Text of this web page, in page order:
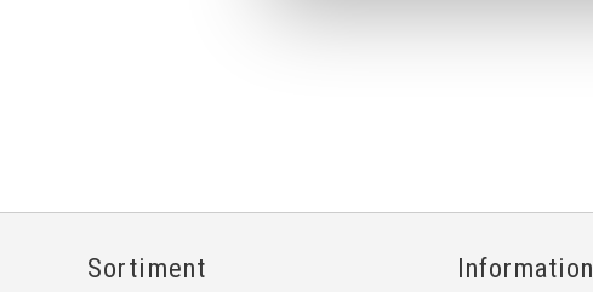
Sortiment Information